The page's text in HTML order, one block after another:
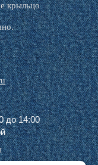
крыльцо
до 14:00